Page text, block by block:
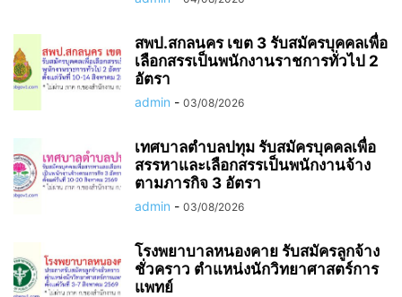
สพป.สกลนคร เขต 3 รับสมัครบุคคลเพื่อ
เลือกสรรเป็นพนักงานราชการทั่วไป 2
อัตรา
admin - 03/08/2026
เทศบาลตำบลปทุม รับสมัครบุคคลเพื่อ
สรรหาและเลือกสรรเป็นพนักงานจ้าง
ตามภารกิจ 3 อัตรา
admin - 03/08/2026
โรงพยาบาลหนองคาย รับสมัครลูกจ้าง
ชั่วคราว ตำแหน่งนักวิทยาศาสตร์การ
แพทย์